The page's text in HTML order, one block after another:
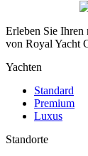
Erleben Sie Ihren
von Royal Yacht
Yachten
Standard
Premium
Luxus
Standorte